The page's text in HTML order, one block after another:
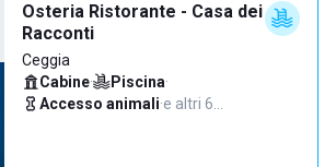
Osteria Ristorante - Casa dei
Racconti
Ceggia
Cabine· Piscina·
Accesso animali·e altri 6…